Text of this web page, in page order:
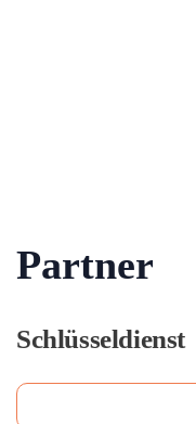
Partner
Schlüsseldienst